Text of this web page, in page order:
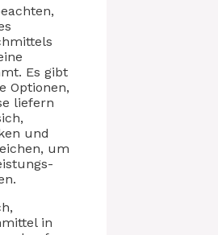
Es gibt
Optionen,
liefern
und
um
in